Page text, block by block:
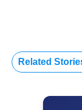
Related